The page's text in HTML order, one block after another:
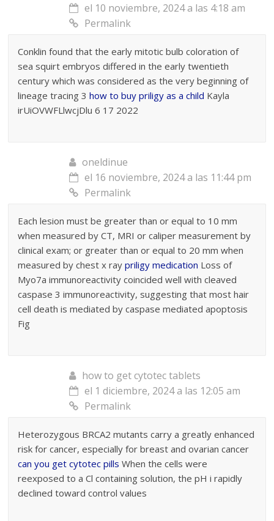
el 10 noviembre, 2024 a las 4:18 am
Permalink
Conklin found that the early mitotic bulb coloration of
sea squirt embryos differed in the early twentieth
century which was considered as the very beginning of
lineage tracing 3how to buy priligy as a child Kayla
irUiOVWFLlwcjDlu 6 17 2022
oneldinue
el 16 noviembre, 2024 a las 11:44 pm
Permalink
Each lesion must be greater than or equal to 10 mm
when measured by CT, MRI or caliper measurement by
clinical exam; or greater than or equal to 20 mm when
measured by chest x raypriligy medication Loss of
Myo7a immunoreactivity coincided well with cleaved
caspase 3 immunoreactivity, suggesting that most hair
cell death is mediated by caspase mediated apoptosis
Fig
how to get cytotec tablets
el 1 diciembre, 2024 a las 12:05 am
Permalink
Heterozygous BRCA2 mutants carry a greatly enhanced
risk for cancer, especially for breast and ovarian cancer
can you get cytotec pills When the cells were
reexposed to a Cl containing solution, the pH i rapidly
declined toward control values